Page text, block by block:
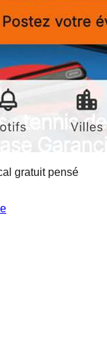
gratuit pensé